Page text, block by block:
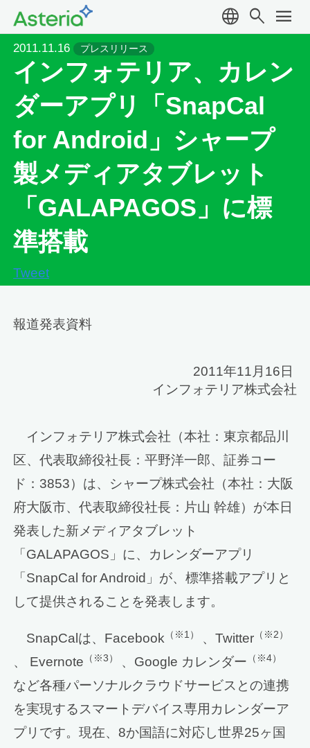
language search menu
2011.11.16 プレスリリース
インフォテリア、カレン
ダーアプリ「SnapCal
for Android」シャープ
製メディアタブレット
「GALAPAGOS」に標
準搭載
Tweet
報道発表資料
2011年11月16日
インフォテリア株式会社
インフォテリア株式会社（本社：東京都品川
区、代表取締役社長：平野洋一郎、証券コー
ド：3853）は、シャープ株式会社（本社：大阪
府大阪市、代表取締役社長：片山 幹雄）が本日
発表した新メディアタブレット
「GALAPAGOS」に、カレンダーアプリ
「SnapCal for Android」が、標準搭載アプリと
して提供されることを発表します。
SnapCalは、Facebook （※1） 、Twitter （※2）
、 Evernote （※3） 、Google カレンダー （※4）
など各種パーソナルクラウドサービスとの連携
を実現するスマートデバイス専用カレンダーア
プリです。現在、8か国語に対応し世界25ヶ国